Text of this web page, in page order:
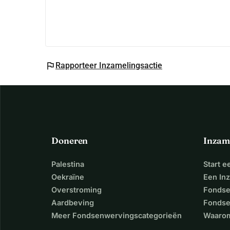
flag Rapporteer Inzamelingsactie
Doneren
Palestina
Oekraïne
Overstroming
Aardbeving
Meer Fondsenwervingscategorieën
Start
Een